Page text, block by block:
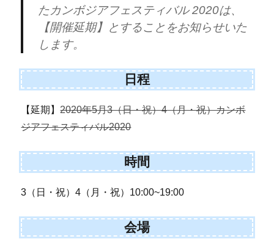
たカンボジアフェスティバル 2020は、
【開催延期】とすることをお知らせいた
します。
日程
【延期】2020年5月3（日・祝）4（月・祝）カンボ
ジアフェスティバル2020
時間
3（日・祝）4（月・祝）10:00~19:00
会場